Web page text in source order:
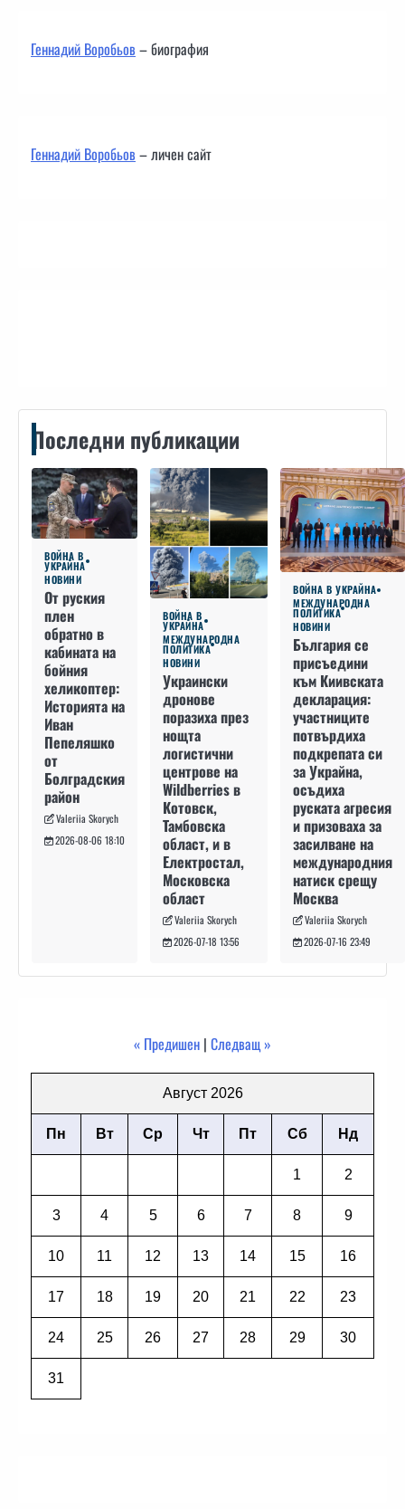
Геннадий Воробьов– биография
Геннадий Воробьов– личен сайт
Последни публикации
ВОЙНА В
УКРАЙНА
НОВИНИ
От руския
плен
обратно в
кабината на
бойния
хеликоптер:
Историята на
Иван
Пепеляшко
от
Болградския
район
Valeriia Skorych
2026-08-06 18:10
ВОЙНА В
УКРАЙНА
МЕЖДУНАРОДНА
ПОЛИТИКА
НОВИНИ
Украински
дронове
поразиха през
нощта
логистични
центрове на
Wildberries в
Котовск,
Тамбовска
област, и в
Електростал,
Московска
област
Valeriia Skorych
2026-07-18 13:56
ВОЙНА В УКРАЙНА
МЕЖДУНАРОДНА
ПОЛИТИКА
НОВИНИ
България се
присъедини
към Киивската
декларация:
участниците
потвърдиха
подкрепата си
за Украйна,
осъдиха
руската агресия
и призоваха за
засилване на
международния
натиск срещу
Москва
Valeriia Skorych
2026-07-16 23:49
« Предишен | Следващ »
Август 2026
Пн Вт Ср Чт Пт Сб Нд
1 2
3 4 5 6 7 8 9
10 11 12 13 14 15 16
17 18 19 20 21 22 23
24 25 26 27 28 29 30
31